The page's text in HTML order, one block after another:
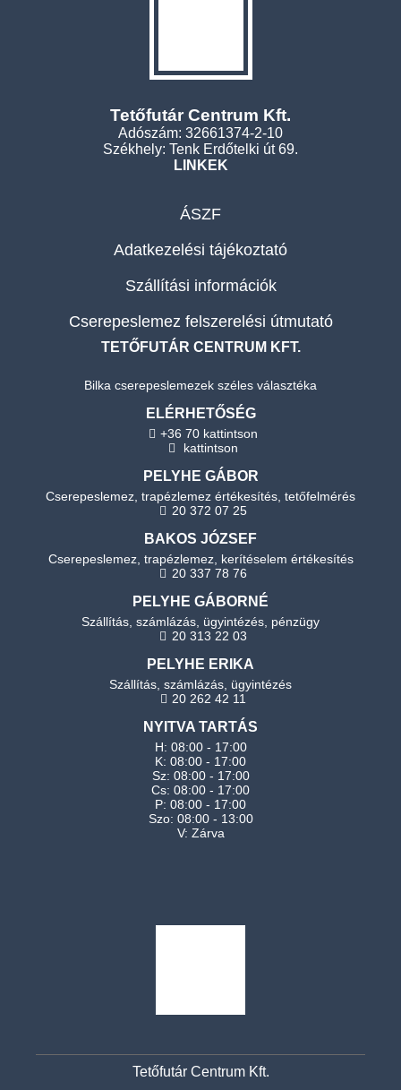
Tetőfutár Centrum Kft.
Adószám: 32661374-2-10
Székhely: Tenk Erdőtelki út 69.
LINKEK
ÁSZF
Adatkezelési tájékoztató
Szállítási információk
Cserepeslemez felszerelési útmutató
TETŐFUTÁR CENTRUM KFT.
Bilka cserepeslemezek széles választéka
ELÉRHETŐSÉG
+36 70 kattintson
kattintson
PELYHE GÁBOR
Cserepeslemez, trapézlemez értékesítés, tetőfelmérés
20 372 07 25
BAKOS JÓZSEF
Cserepeslemez, trapézlemez, kerítéselem értékesítés
20 337 78 76
PELYHE GÁBORNÉ
Szállítás, számlázás, ügyintézés, pénzügy
20 313 22 03
PELYHE ERIKA
Szállítás, számlázás, ügyintézés
20 262 42 11
NYITVA TARTÁS
H: 08:00 - 17:00
K: 08:00 - 17:00
Sz: 08:00 - 17:00
Cs: 08:00 - 17:00
P: 08:00 - 17:00
Szo: 08:00 - 13:00
V: Zárva
Tetőfutár Centrum Kft.